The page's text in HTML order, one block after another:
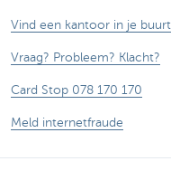
Vind een kantoor in je buurt
Vraag? Probleem? Klacht?
Card Stop 078 170 170
Meld internetfraude